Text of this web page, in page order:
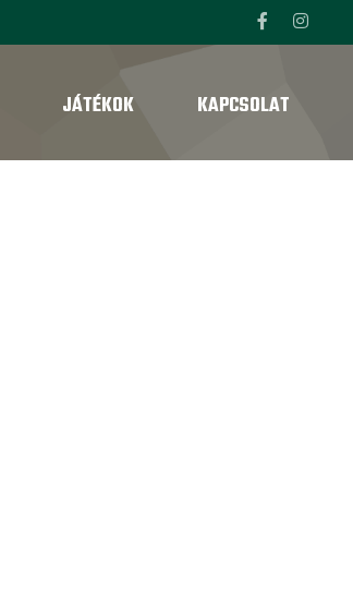
JÁTÉKOK KAPCSOLAT